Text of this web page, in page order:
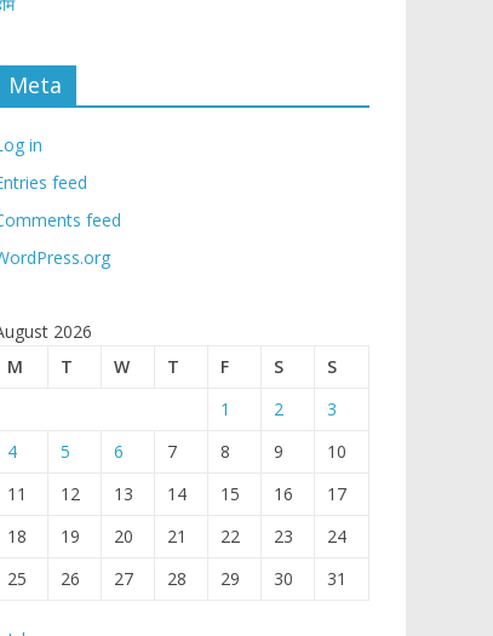
Meta
in
feed
feed
2026
M
T W T F S
S
1
2
3
4
5 6 7 8 9
10
11
12 13 14 15 16
17
18
19 20 21 22 23
24
25
26 27 28 29 30 31